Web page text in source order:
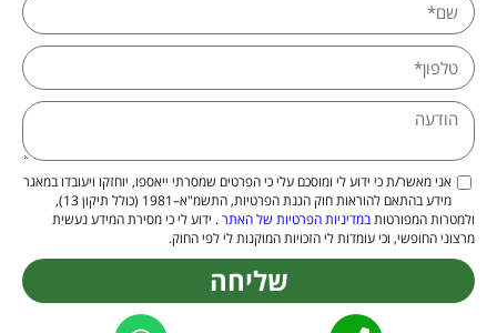
אני מאשר/ת כי ידוע לי ומוסכם עלי כי הפרטים שמסרתי ייאספו, יוחזקו ויעובדו במאגר
מידע בהתאם להוראות חוק הגנת הפרטיות, התשמ"א–1981 (כולל תיקון 13),
ולמטרות המפורטותבמדיניות הפרטיות של האתר. ידוע לי כי מסירת המידע נעשית
מרצוני החופשי, וכי עומדות לי הזכויות המוקנות לי לפי החוק.
שליחה